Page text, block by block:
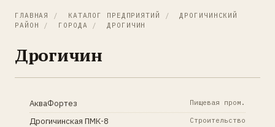
ГЛАВНАЯ / КАТАЛОГ ПРЕДПРИЯТИЙ /
ДРОГИЧИНСКИЙ
РАЙОН
/ ГОРОДА / ДРОГИЧИН
Дрогичин
АкваФортез Пищевая пром.
Дрогичинская ПМК-8 Строительство